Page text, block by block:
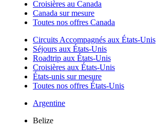
Croisières au Canada
Canada sur mesure
Toutes nos offres Canada
Circuits Accompagnés aux États-Unis
Séjours aux États-Unis
Roadtrip aux États-Unis
Croisières aux États-Unis
États-unis sur mesure
Toutes nos offres États-Unis
Argentine
Belize